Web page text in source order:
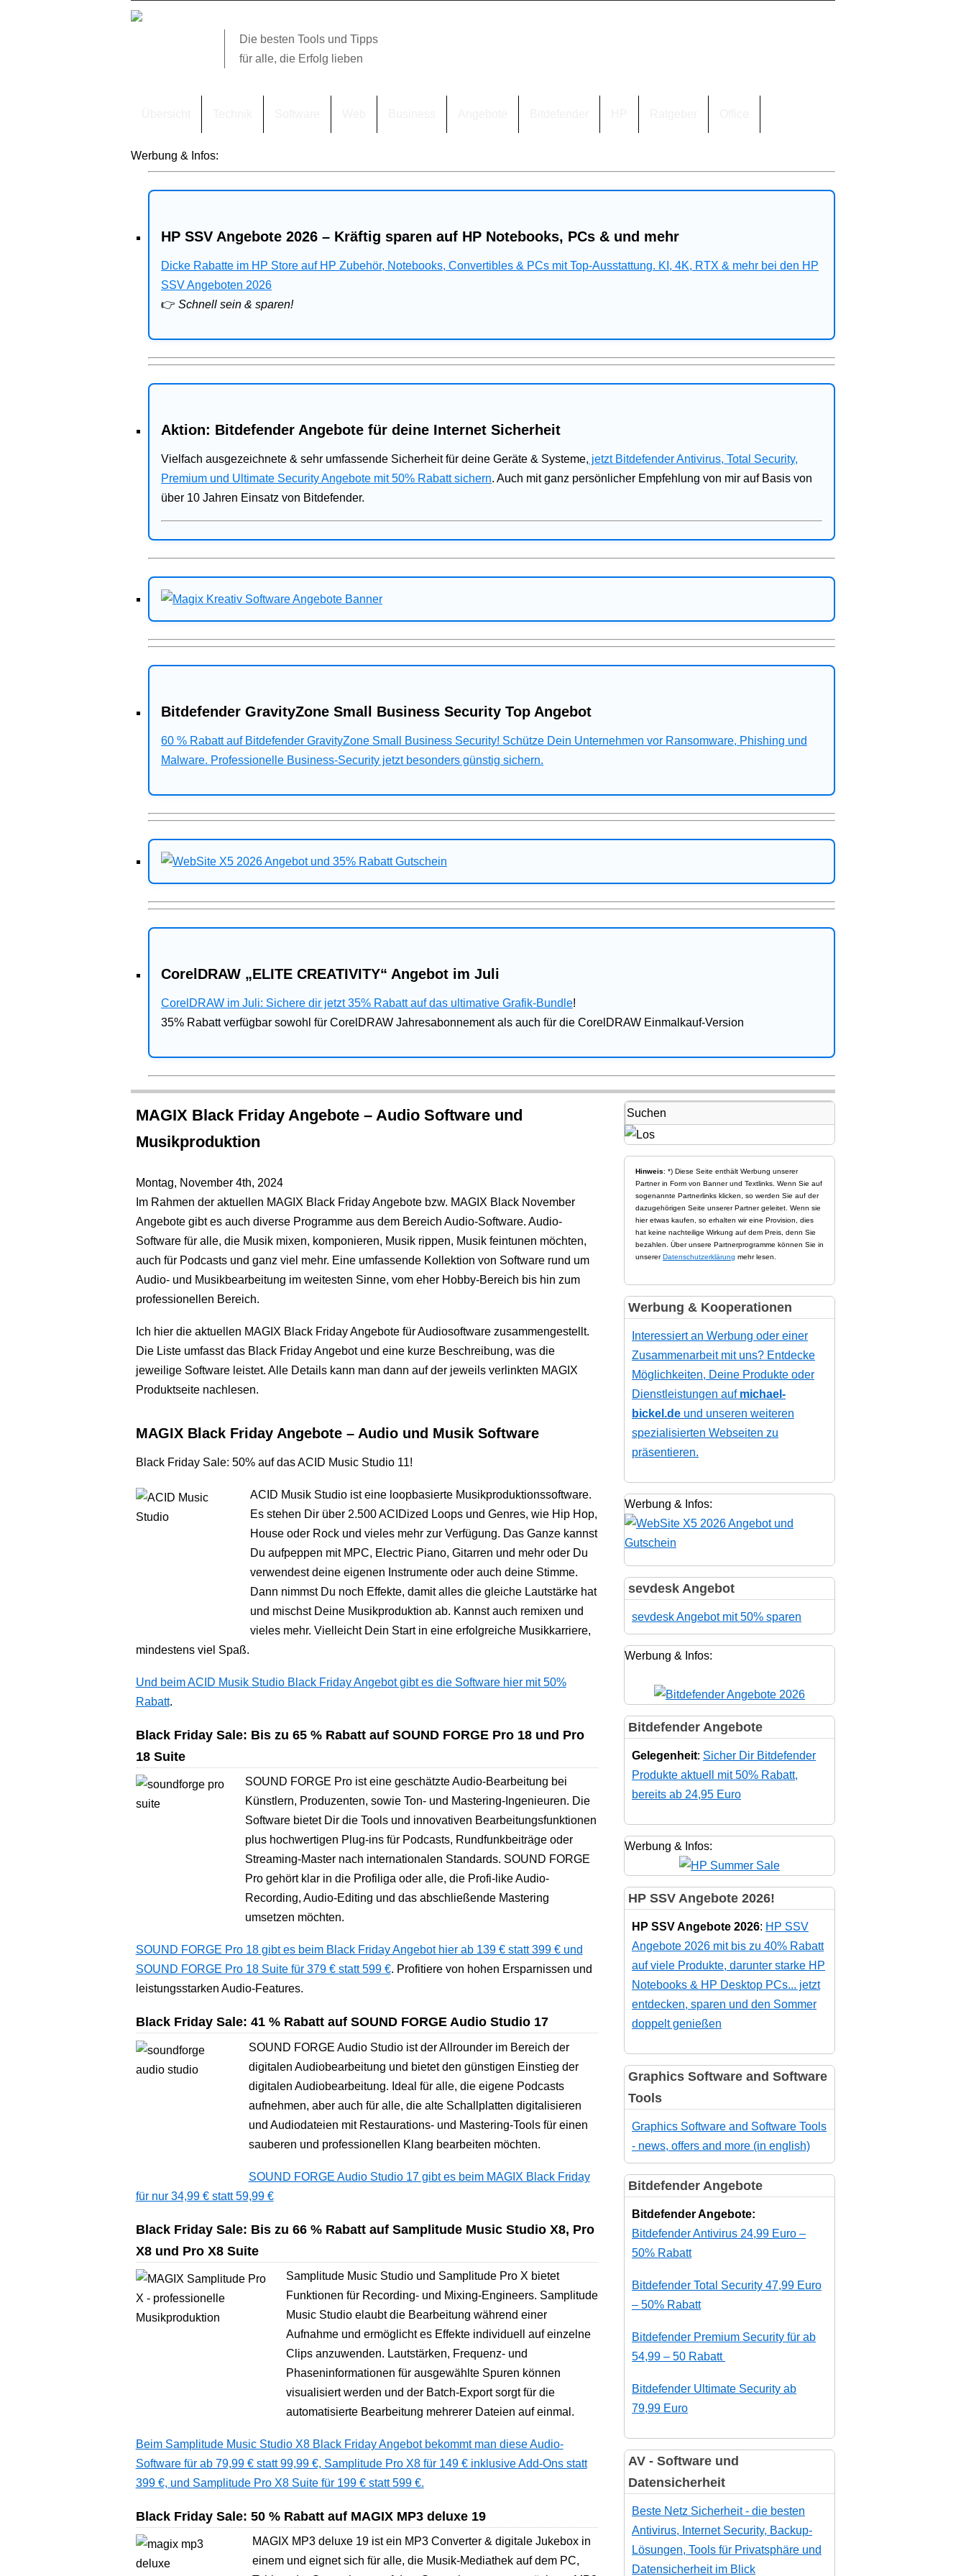
Die besten Tools und Tipps
für alle, die Erfolg lieben
Werbung & Infos:
HP SSV Angebote 2026 – Kräftig sparen auf HP Notebooks, PCs & und mehr
Dicke Rabatte im HP Store auf HP Zubehör, Notebooks, Convertibles & PCs mit Top-Ausstattung. KI, 4K, RTX & mehr bei den HP
SSV Angeboten 2026
👉 Schnell sein & sparen!
Aktion: Bitdefender Angebote für deine Internet Sicherheit
Vielfach ausgezeichnete & sehr umfassende Sicherheit für deine Geräte & Systeme, jetzt Bitdefender Antivirus, Total Security,
Premium und Ultimate Security Angebote mit 50% Rabatt sichern. Auch mit ganz persönlicher Empfehlung von mir auf Basis von
über 10 Jahren Einsatz von Bitdefender.
Bitdefender GravityZone Small Business Security Top Angebot
60 % Rabatt auf Bitdefender GravityZone Small Business Security! Schütze Dein Unternehmen vor Ransomware, Phishing und
Malware. Professionelle Business-Security jetzt besonders günstig sichern.
CorelDRAW „ELITE CREATIVITY“ Angebot im Juli
CorelDRAW im Juli: Sichere dir jetzt 35% Rabatt auf das ultimative Grafik-Bundle!
35% Rabatt verfügbar sowohl für CorelDRAW Jahresabonnement als auch für die CorelDRAW Einmalkauf-Version
MAGIX Black Friday Angebote – Audio Software und
Musikproduktion
Montag, November 4th, 2024
Im Rahmen der aktuellen MAGIX Black Friday Angebote bzw. MAGIX Black November
Angebote gibt es auch diverse Programme aus dem Bereich Audio-Software. Audio-
Software für alle, die Musik mixen, komponieren, Musik rippen, Musik feintunen möchten,
auch für Podcasts und ganz viel mehr. Eine umfassende Kollektion von Software rund um
Audio- und Musikbearbeitung im weitesten Sinne, vom eher Hobby-Bereich bis hin zum
professionellen Bereich.
Ich hier die aktuellen MAGIX Black Friday Angebote für Audiosoftware zusammengestellt.
Die Liste umfasst das Black Friday Angebot und eine kurze Beschreibung, was die
jeweilige Software leistet. Alle Details kann man dann auf der jeweils verlinkten MAGIX
Produktseite nachlesen.
MAGIX Black Friday Angebote – Audio und Musik Software
Black Friday Sale: 50% auf das ACID Music Studio 11!
ACID Musik Studio ist eine loopbasierte Musikproduktionssoftware.
Es stehen Dir über 2.500 ACIDized Loops und Genres, wie Hip Hop,
House oder Rock und vieles mehr zur Verfügung. Das Ganze kannst
Du aufpeppen mit MPC, Electric Piano, Gitarren und mehr oder Du
verwendest deine eigenen Instrumente oder auch deine Stimme.
Dann nimmst Du noch Effekte, damit alles die gleiche Lautstärke hat
und mischst Deine Musikproduktion ab. Kannst auch remixen und
vieles mehr. Vielleicht Dein Start in eine erfolgreiche Musikkarriere,
mindestens viel Spaß.
Und beim ACID Musik Studio Black Friday Angebot gibt es die Software hier mit 50%
Rabatt.
Black Friday Sale: Bis zu 65 % Rabatt auf SOUND FORGE Pro 18 und Pro
18 Suite
SOUND FORGE Pro ist eine geschätzte Audio-Bearbeitung bei
Künstlern, Produzenten, sowie Ton- und Mastering-Ingenieuren. Die
Software bietet Dir die Tools und innovativen Bearbeitungsfunktionen
plus hochwertigen Plug-ins für Podcasts, Rundfunkbeiträge oder
Streaming-Master nach internationalen Standards. SOUND FORGE
Pro gehört klar in die Profiliga oder alle, die Profi-like Audio-
Recording, Audio-Editing und das abschließende Mastering
umsetzen möchten.
SOUND FORGE Pro 18 gibt es beim Black Friday Angebot hier ab 139 € statt 399 € und
SOUND FORGE Pro 18 Suite für 379 € statt 599 €. Profitiere von hohen Ersparnissen und
leistungsstarken Audio-Features.
Black Friday Sale: 41 % Rabatt auf SOUND FORGE Audio Studio 17
SOUND FORGE Audio Studio ist der Allrounder im Bereich der
digitalen Audiobearbeitung und bietet den günstigen Einstieg der
digitalen Audiobearbeitung. Ideal für alle, die eigene Podcasts
aufnehmen, aber auch für alle, die alte Schallplatten digitalisieren
und Audiodateien mit Restaurations- und Mastering-Tools für einen
sauberen und professionellen Klang bearbeiten möchten.
SOUND FORGE Audio Studio 17 gibt es beim MAGIX Black Friday
für nur 34,99 € statt 59,99 €
Black Friday Sale: Bis zu 66 % Rabatt auf Samplitude Music Studio X8, Pro
X8 und Pro X8 Suite
Samplitude Music Studio und Samplitude Pro X bietet
Funktionen für Recording- und Mixing-Engineers. Samplitude
Music Studio elaubt die Bearbeitung während einer
Aufnahme und ermöglicht es Effekte individuell auf einzelne
Clips anzuwenden. Lautstärken, Frequenz- und
Phaseninformationen für ausgewählte Spuren können
visualisiert werden und der Batch-Export sorgt für die
automatisierte Bearbeitung mehrerer Dateien auf einmal.
Beim Samplitude Music Studio X8 Black Friday Angebot bekommt man diese Audio-
Software für ab 79,99 € statt 99,99 €, Samplitude Pro X8 für 149 € inklusive Add-Ons statt
399 €, und Samplitude Pro X8 Suite für 199 € statt 599 €.
Black Friday Sale: 50 % Rabatt auf MAGIX MP3 deluxe 19
MAGIX MP3 deluxe 19 ist ein MP3 Converter & digitale Jukebox in
einem und eignet sich für alle, die Musik-Mediathek auf dem PC,
Hinweis: *) Diese Seite enthält Werbung unserer
Partner in Form von Banner und Textlinks. Wenn Sie auf
sogenannte Partnerlinks klicken, so werden Sie auf der
dazugehörigen Seite unserer Partner geleitet. Wenn sie
hier etwas kaufen, so erhalten wir eine Provision, dies
hat keine nachteilige Wirkung auf dem Preis, denn Sie
bezahlen. Über unsere Partnerprogramme können Sie in
unsererDatenschutzerklärung mehr lesen.
Werbung & Kooperationen
Interessiert an Werbung oder einer
Zusammenarbeit mit uns? Entdecke
Möglichkeiten, Deine Produkte oder
Dienstleistungen auf michael-
bickel.de und unseren weiteren
spezialisierten Webseiten zu
präsentieren.
Werbung & Infos:
sevdesk Angebot
sevdesk Angebot mit 50% sparen
Werbung & Infos:
Bitdefender Angebote
Gelegenheit: Sicher Dir Bitdefender
Produkte aktuell mit 50% Rabatt,
bereits ab 24,95 Euro
Werbung & Infos:
HP SSV Angebote 2026!
HP SSV Angebote 2026: HP SSV
Angebote 2026 mit bis zu 40% Rabatt
auf viele Produkte, darunter starke HP
Notebooks & HP Desktop PCs... jetzt
entdecken, sparen und den Sommer
doppelt genießen
Graphics Software and Software
Tools
Graphics Software and Software Tools
- news, offers and more (in english)
Bitdefender Angebote
Bitdefender Angebote:
Bitdefender Antivirus 24,99 Euro –
50% Rabatt
Bitdefender Total Security 47,99 Euro
– 50% Rabatt
Bitdefender Premium Security für ab
54,99 – 50 Rabatt
Bitdefender Ultimate Security ab
79,99 Euro
AV - Software und
Datensicherheit
Beste Netz Sicherheit - die besten
Antivirus, Internet Security, Backup-
Lösungen, Tools für Privatsphäre und
Datensicherheit im Blick